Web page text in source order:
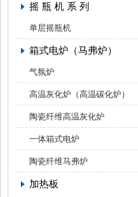
摇 瓶 机 系 列
单层摇瓶机
箱式电炉（马弗炉）
气氛炉
高温灰化炉（高温碳化炉）
陶瓷纤维高温灰化炉
一体箱式电炉
陶瓷纤维马弗炉
加热板